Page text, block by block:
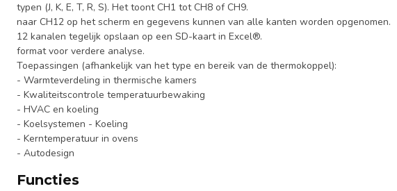
typen (J, K, E, T, R, S). Het toont CH1 tot CH8 of CH9.
naar CH12 op het scherm en gegevens kunnen van alle kanten worden opgenomen.
12 kanalen tegelijk opslaan op een SD-kaart in Excel®.
format voor verdere analyse.
Toepassingen (afhankelijk van het type en bereik van de thermokoppel):
- Warmteverdeling in thermische kamers
- Kwaliteitscontrole temperatuurbewaking
- HVAC en koeling
- Koelsystemen - Koeling
- Kerntemperatuur in ovens
- Autodesign
Functies